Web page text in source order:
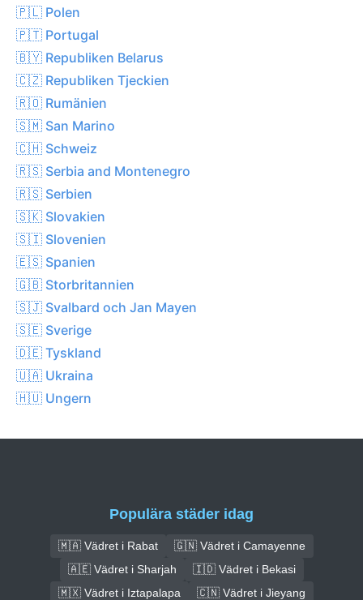
🇵🇱 Polen
🇵🇹 Portugal
🇧🇾 Republiken Belarus
🇨🇿 Republiken Tjeckien
🇷🇴 Rumänien
🇸🇲 San Marino
🇨🇭 Schweiz
🇷🇸 Serbia and Montenegro
🇷🇸 Serbien
🇸🇰 Slovakien
🇸🇮 Slovenien
🇪🇸 Spanien
🇬🇧 Storbritannien
🇸🇯 Svalbard och Jan Mayen
🇸🇪 Sverige
🇩🇪 Tyskland
🇺🇦 Ukraina
🇭🇺 Ungern
Populära städer idag
🇲🇦 Vädret i Rabat
🇬🇳 Vädret i Camayenne
🇦🇪 Vädret i Sharjah
🇮🇩 Vädret i Bekasi
🇲🇽 Vädret i Iztapalapa
🇨🇳 Vädret i Jieyang